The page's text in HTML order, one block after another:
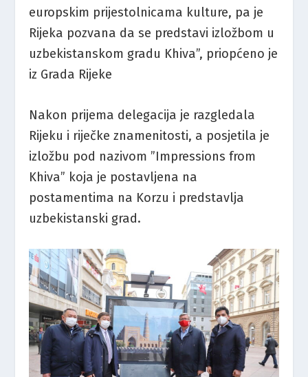
europskim prijestolnicama kulture, pa je
Rijeka pozvana da se predstavi izložbom u
uzbekistanskom gradu Khiva”, priopćeno je
iz Grada Rijeke
Nakon prijema delegacija je razgledala
Rijeku i riječke znamenitosti, a posjetila je
izložbu pod nazivom ”Impressions from
Khiva” koja je postavljena na
postamentima na Korzu i predstavlja
uzbekistanski grad.